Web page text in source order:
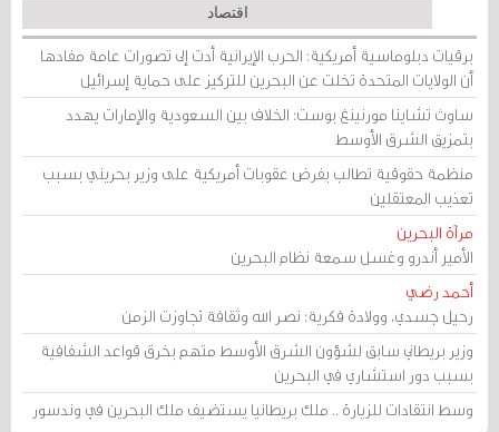
اقتصاد
برقيات دبلوماسية أمريكية: الحرب الإيرانية أدت إلى تصورات عامة مفادها
أن الولايات المتحدة تخلت عن البحرين للتركيز على حماية إسرائيل
ساوث تشاينا مورنينغ بوست: الخلاف بين السعودية والإمارات يهدد
بتمزيق الشرق الأوسط
منظمة حقوقية تطالب بفرض عقوبات أمريكية على وزير بحريني بسبب
تعذيب المعتقلين
مرآة البحرين
الأمير أندرو وغسل سمعة نظام البحرين
أحمد رضي
رحيل جسدي، وولادة فكرية: نصر الله وثقافة تجاوزت الزمن
وزير بريطاني سابق لشؤون الشرق الأوسط متهم بخرق قواعد الشفافية
بسبب دور استشاري في البحرين
وسط انتقادات للزيارة .. ملك بريطانيا يستضيف ملك البحرين في وندسور